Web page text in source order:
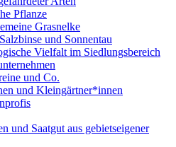
Pflanze
Grasnelke
und Sonnentau
Vielfalt im Siedlungsbereich
und Co.
und Kleingärtner*innen
und Saatgut aus gebietseigener